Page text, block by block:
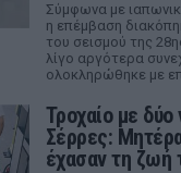
Σύμφωνα με
η επέμβαση
του σεισμού της
λίγο αργότερα
ολοκληρώθηκε με
Τροχαίο με δύο
Σέρρες:
έχασαν τη ζωή